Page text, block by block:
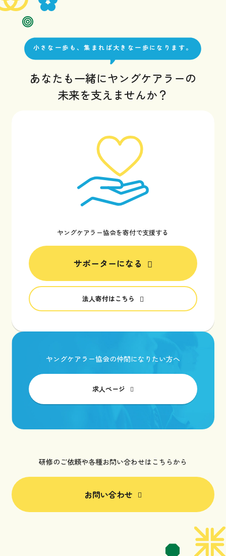
小さな一歩も、集まれば大きな一歩になります。
あなたも一緒にヤングケアラーの
未来を支えませんか？
ヤングケアラー協会を寄付で支援する
サポーターになる
法人寄付はこちら
ヤングケアラー協会の仲間になりたい方へ
求人ページ
研修のご依頼や各種お問い合わせはこちらから
お問い合わせ